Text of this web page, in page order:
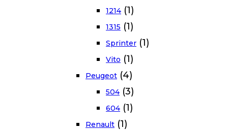
1214 (1)
1315 (1)
Sprinter (1)
Vito (1)
Peugeot (4)
504 (3)
604 (1)
Renault (1)